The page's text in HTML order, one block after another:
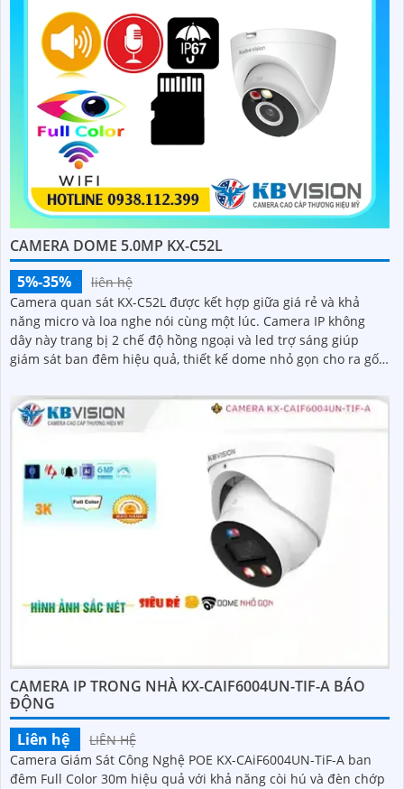
CAMERA DOME 5.0MP KX-C52L
5%-35%
liên hệ
Camera quan sát KX-C52L được kết hợp giữa giá rẻ và khả
năng micro và loa nghe nói cùng một lúc. Camera IP không
dây này trang bị 2 chế độ hồng ngoại và led trợ sáng giúp
giám sát ban đêm hiệu quả, thiết kế dome nhỏ gọn cho ra gốc
CAMERA IP TRONG NHÀ KX-CAIF6004UN-TIF-A BÁO
ĐỘNG
Liên hệ
LIÊN HỆ
Camera Giám Sát Công Nghệ POE KX-CAiF6004UN-TiF-A ban
đêm Full Color 30m hiệu quả với khả năng còi hú và đèn chớp